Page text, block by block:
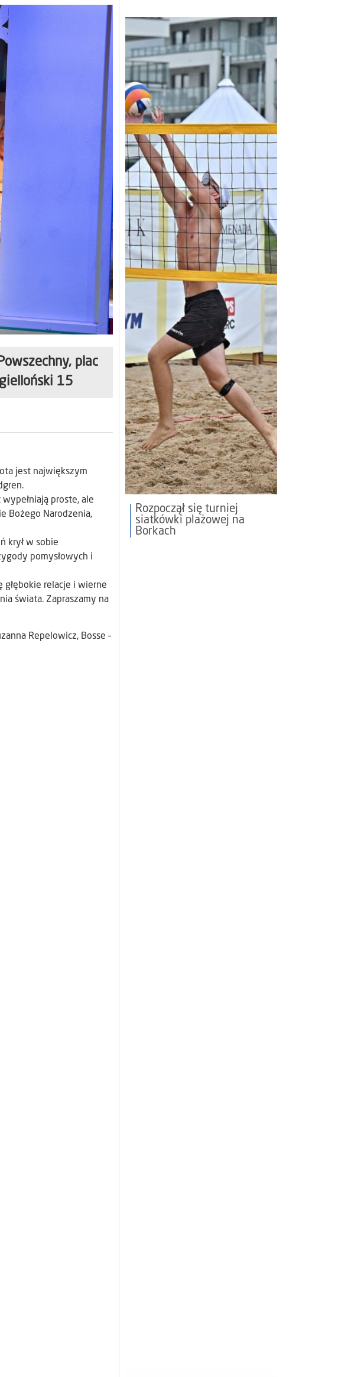
plac
15
jest największym
proste, ale
Bożego Narodzenia,
krył w sobie
pomysłowych i
głębokie relacje i wierne
świata. Zapraszamy na
Repelowicz, Bosse –
Rozpoczął się turniej
siatkówki plażowej na
Borkach